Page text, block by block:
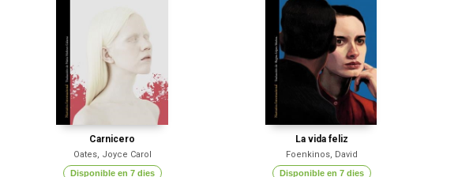
Carnicero
Oates, Joyce Carol
Disponible en 7 dies
La vida feliz
Foenkinos, David
Disponible en 7 dies